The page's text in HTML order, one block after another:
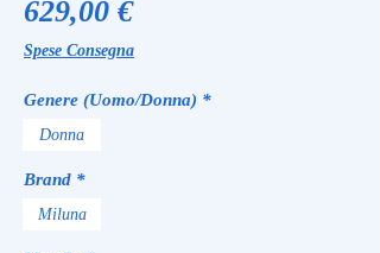
629,00 €Prezzo
Spese Consegna
Genere (Uomo/Donna) *
Donna
Brand *
Miluna